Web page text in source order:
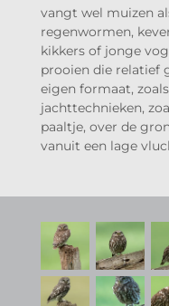
vangt wel muizen
regenwormen,
kikkers of jonge
prooien die relatief
eigen formaat,
jachttechnieken,
paaltje, over de
vanuit een lage